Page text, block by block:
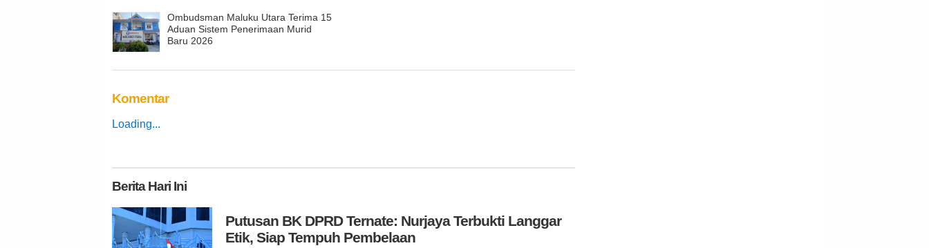
Ombudsman Maluku Utara Terima 15
Aduan Sistem Penerimaan Murid
Baru 2026
Komentar
Loading...
BeritaHari Ini
Putusan BK DPRD Ternate: Nurjaya Terbukti Langgar
Etik, Siap Tempuh Pembelaan